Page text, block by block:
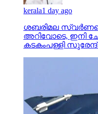
kerala1 day ago
ശബരിമല
അറിവോടെ, ഇനി
കടകംപള്ളി